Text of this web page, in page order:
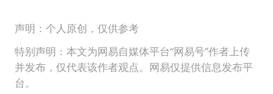
声明：个人原创，仅供参考
特别声明：本文为网易自媒体平台“网易号”作者上传
并发布，仅代表该作者观点。网易仅提供信息发布平
台。